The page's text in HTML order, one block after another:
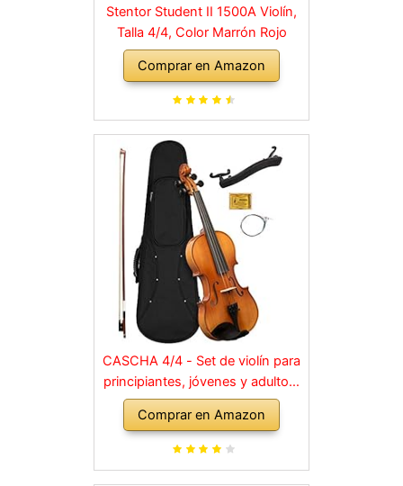
Stentor Student II 1500A Violín,
Talla 4/4, Color Marrón Rojo
Comprar en Amazon
CASCHA 4/4 - Set de violín para
principiantes, jóvenes y adultos,
violín macizo con arco, colofonia,
cuerdas de repuesto, soporte
para hombro, maletín, abeto
Comprar en Amazon